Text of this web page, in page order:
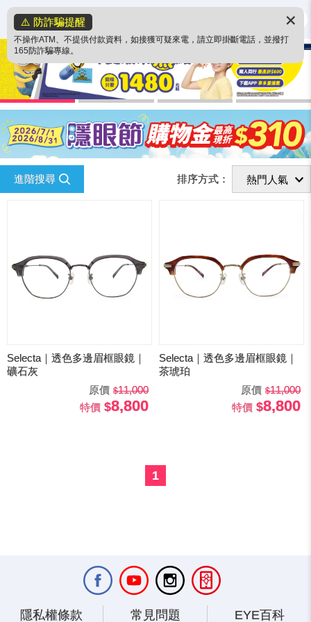
⚠️ 防詐騙提醒
不操作ATM、不提供付款資料，如接獲可疑來電，請立即掛斷電話，並撥打
165防詐騙專線。
✕
進階搜尋 排序方式：
Selecta｜透色多邊眉框眼鏡｜
礦石灰
原價
11,000
特價
8,800
Selecta｜透色多邊眉框眼鏡｜
茶琥珀
原價
11,000
特價
8,800
1
隱私權條款 常見問題 EYE百科